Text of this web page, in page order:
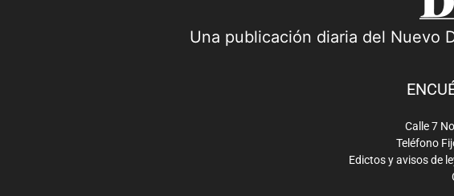
Una publicación diaria del Nuevo
Calle 7
Teléfono
Edictos y avisos de